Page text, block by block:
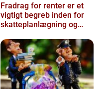
Fradrag for renter er et
vigtigt begreb inden for
skatteplanlægning og